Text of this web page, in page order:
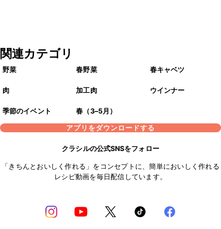
関連カテゴリ
野菜 春野菜 春キャベツ
肉 加工肉 ウインナー
季節のイベント
春（3–5月）
アプリをダウンロードする
クラシルの公式SNSをフォロー
「きちんとおいしく作れる」をコンセプトに、簡単においしく作れる
レシピ動画を毎日配信しています。